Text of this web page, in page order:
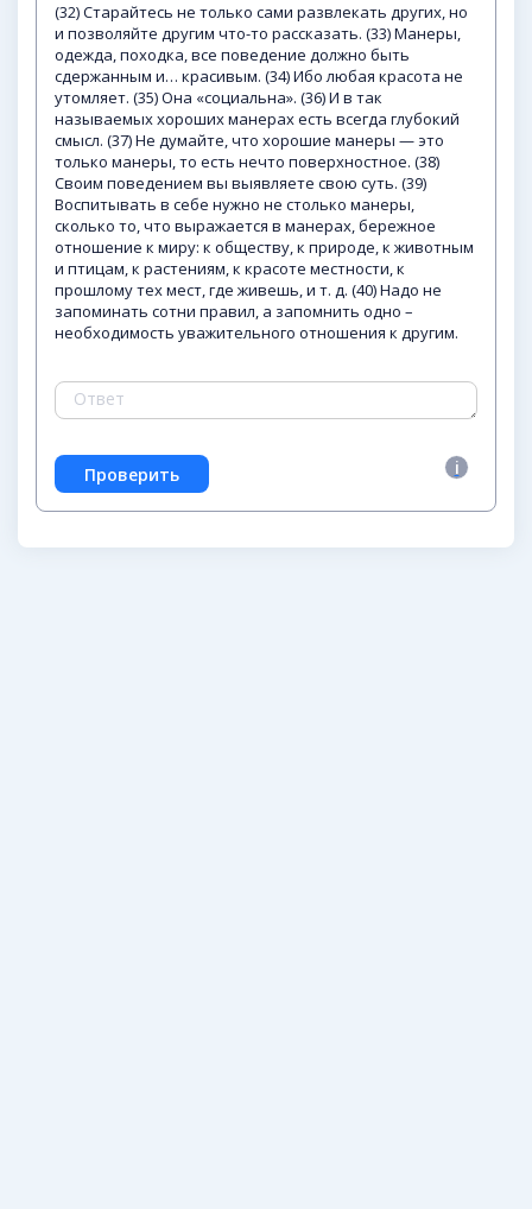
(32) Старайтесь не только сами развлекать других, но
и позволяйте другим что-то рассказать. (33) Манеры,
одежда, походка, все поведение должно быть
сдержанным и… красивым. (34) Ибо любая красота не
утомляет. (35) Она «социальна». (36) И в так
называемых хороших манерах есть всегда глубокий
смысл. (37) Не думайте, что хорошие манеры — это
только манеры, то есть нечто поверхностное. (38)
Своим поведением вы выявляете свою суть. (39)
Воспитывать в себе нужно не столько манеры,
сколько то, что выражается в манерах, бережное
отношение к миру: к обществу, к природе, к животным
и птицам, к растениям, к красоте местности, к
прошлому тех мест, где живешь, и т. д. (40) Надо не
запоминать сотни правил, а запомнить одно –
необходимость уважительного отношения к другим.